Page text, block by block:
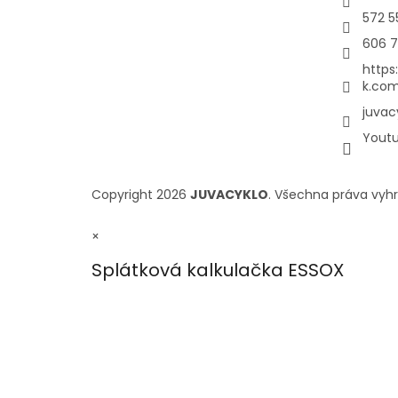
572
606
Copyright 2026 JUVACYKLO. Všechna práva
×
Splátková kalkulačka ESSOX